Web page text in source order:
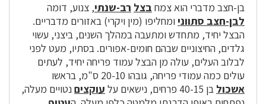
בן-חצב מדברי הוא צמח בצל רב-שנתי, צנוע, דומה
לבן-חצב סתווני ומחליפו (מין ויקרי) באזורים מדבריים.
הבצל יחיד, מתחדש ומתעבה במהלך השנים, ביצני, עשוי
גלדים, החיצוניים שבהם חומים-אפורים. בסתיו, מעט לפני
לבלוב העלים, עולה מן הבצל עמוד פריחה יחיד, לעתים
עולים כמה עמודי פריחה, גובהו 20-10 ס"מ, בראשו
אשכול בן 40-15 פרחים, נישאים על עוקצים נטויים מעלה,